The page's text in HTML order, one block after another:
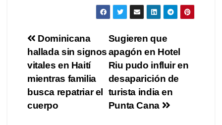
Navegación
de
entradas
Sugieren que
apagón en Hotel
Riu pudo influir en
desaparición de
turista india en
Punta Cana
Dominicana
hallada sin signos
vitales en Haití
mientras familia
busca repatriar el
cuerpo